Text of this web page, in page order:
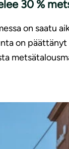
30 %
on
on